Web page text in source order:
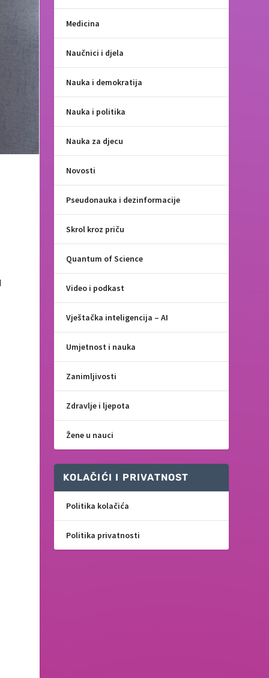
Medicina
Naučnici i djela
Nauka i demokratija
Nauka i politika
Nauka za djecu
Novosti
Pseudonauka i dezinformacije
Skrol kroz priču
Quantum of Science
Video i podkast
Vještačka inteligencija – AI
Umjetnost i nauka
Zanimljivosti
Zdravlje i ljepota
Žene u nauci
KOLAČIĆI I PRIVATNOST
Politika kolačića
Politika privatnosti